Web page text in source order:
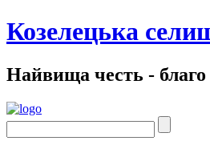
Козелецька
Найвища честь - благо